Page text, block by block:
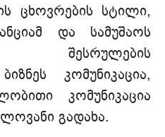
ცხოვრების სტილი,
და სამუშაოს
კომუნიკაცია,
კომუნიკაცია
გადახა.